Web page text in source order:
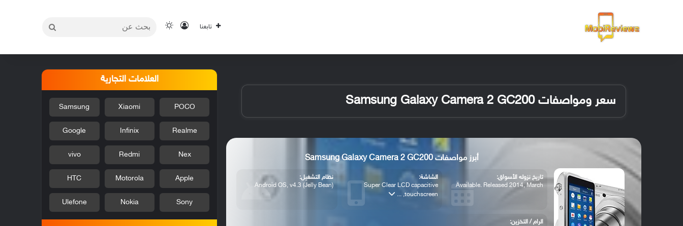
تابعنا تسجيل الدخول
الوضع المظلم
سعر ومواصفات Samsung Galaxy Camera 2 GC200
أبرز مواصفات Samsung Galaxy Camera 2 GC200
تاريخ نزوله الأسواق:
Available. Released 2014, March
الشاشة:
Super Clear LCD capacitive
touchscreen, ...
نظام التشغيل:
Android OS, v4.3 (Jelly Bean)
الرام / التخزين:
العلامات التجارية
POCO
Xiaomi
Samsung
Realme
Infinix
Google
Nex
Redmi
vivo
Apple
Motorola
HTC
Sony
Nokia
Ulefone